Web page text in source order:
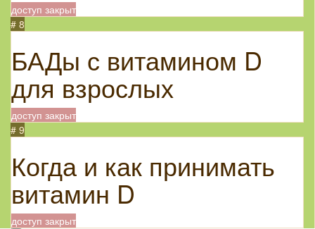
доступ закрыт
# 8
БАДы с витамином D
для взрослых
доступ закрыт
# 9
Когда и как принимать
витамин D
доступ закрыт